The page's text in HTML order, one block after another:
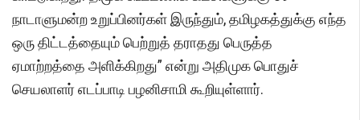
நாடாளுமன்ற உறுப்பினர்கள் இருந்தும், தமிழகத்துக்கு எந்த
ஒரு திட்டத்தையும் பெற்றுத் தராதது பெருத்த
ஏமாற்றத்தை அளிக்கிறது” என்று அதிமுக பொதுச்
செயலாளர் எடப்பாடி பழனிசாமி கூறியுள்ளார்.